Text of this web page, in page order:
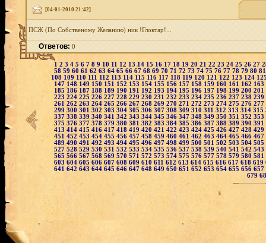
[04-01-2010 21:42]
ПСЖ (По Собственому Желанию) ник !Глоктар!...
Ответов:0
1 2 3 4 5 6 7 8 9 10 11 12 1314 15 16 17 18 19 20 21 22 23 24 25 26 27
58 59 60 61 62 63 64 65 66 67 68 69 70 71 72 73 74 75 76 77 78 79 80
108 109 110 111 112 113 114 115 116 117 118 119 120 121 122 123 124
147 148 149 150 151 152 153 154 155 156 157 158 159 160 161 162 163
185 186 187 188 189 190 191 192 193 194 195 196 197 198 199 200 201
223 224 225 226 227 228 229 230 231 232 233 234 235 236 237 238 239
261 262 263 264 265 266 267 268 269 270 271 272 273 274 275 276 277
299 300 301 302 303 304 305 306 307 308 309 310 311 312 313 314 315
337 338 339 340 341 342 343 344 345 346 347 348 349 350 351 352 353
375 376 377 378 379 380 381 382 383 384 385 386 387 388 389 390 391
413 414 415 416 417 418 419 420 421 422 423 424 425 426 427 428 429
451 452 453 454 455 456 457 458 459 460 461 462 463 464 465 466 467
489 490 491 492 493 494 495 496 497 498 499 500 501 502 503 504 505
527 528 529 530 531 532 533 534 535 536 537 538 539 540 541 542 543
565 566 567 568 569 570 571 572 573 574 575 576 577 578 579 580 581
603 604 605 606 607 608 609 610 611 612 613 614 615 616 617 618 619
641 642 643 644 645 646 647 648 649 650 651 652 653 654 655 656 657
679